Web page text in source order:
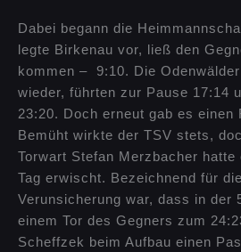
Dabei begann die
legte Birkenau vor, ließ den
kommen – 9:10. Die
wieder, führten zur Pause 17:14
23:20. Doch erneut gab es einen
Bemüht wirkte der TSV stets,
Torwart Stefan Merzbacher hatte
Tag erwischt. Bezeichnend für
Verunsicherung war, dass in der
einem Tor des Gegners zum
Scheffzek beim Aufbau einen